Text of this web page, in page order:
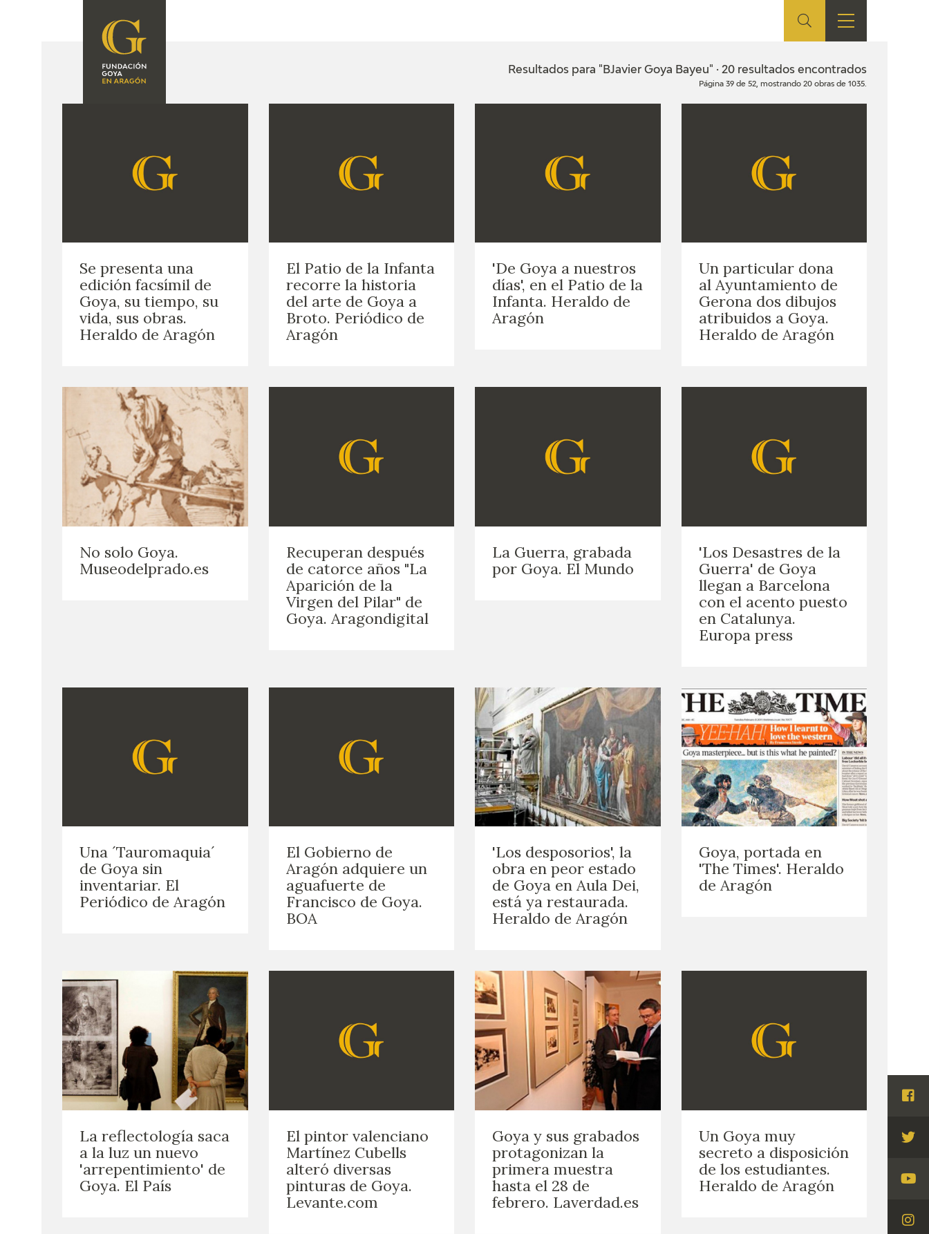
FUNDACIÓN
CORPORATIVA
PRENSA
FRANCISCO DE GOYA
GOYA EN ARAGÓN
EDICIONES TIENDA EDUCA
FICHAS ARASAAC
Resultados para "BJavier Goya Bayeu" · 20 resultados encontrados
Página 39 de 52, mostrando 20 obras de 1035.
Se presenta una
edición facsímil de
Goya, su tiempo, su
vida, sus obras.
Heraldo de Aragón
El Patio de la Infanta
recorre la historia
del arte de Goya a
Broto. Periódico de
Aragón
'De Goya a nuestros
días', en el Patio de la
Infanta. Heraldo de
Aragón
Un particular dona
al Ayuntamiento de
Gerona dos dibujos
atribuidos a Goya.
Heraldo de Aragón
No solo Goya.
Museodelprado.es
Recuperan después
de catorce años "La
Aparición de la
Virgen del Pilar" de
Goya. Aragondigital
La Guerra, grabada
por Goya. El Mundo
'Los Desastres de la
Guerra' de Goya
llegan a Barcelona
con el acento puesto
en Catalunya.
Europa press
Una ´Tauromaquia´
de Goya sin
inventariar. El
Periódico de Aragón
El Gobierno de
Aragón adquiere un
aguafuerte de
Francisco de Goya.
BOA
'Los desposorios', la
obra en peor estado
de Goya en Aula Dei,
está ya restaurada.
Heraldo de Aragón
Goya, portada en
'The Times'. Heraldo
de Aragón
La reflectología saca
a la luz un nuevo
'arrepentimiento' de
Goya. El País
El pintor valenciano
Martínez Cubells
alteró diversas
pinturas de Goya.
Levante.com
Goya y sus grabados
protagonizan la
primera muestra
hasta el 28 de
febrero. Laverdad.es
Un Goya muy
secreto a disposición
de los estudiantes.
Heraldo de Aragón